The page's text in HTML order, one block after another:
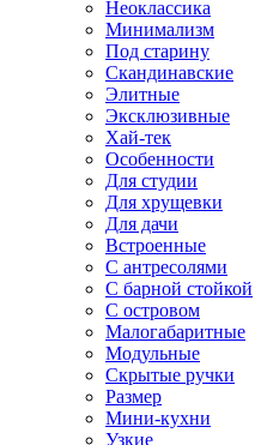
Неоклассика
Минимализм
Под старину
Скандинавские
Элитные
Эксклюзивные
Хай-тек
Особенности
Для студии
Для хрущевки
Для дачи
Встроенные
С антресолями
С барной стойкой
С островом
Малогабаритные
Модульные
Скрытые ручки
Размер
Мини-кухни
Узкие